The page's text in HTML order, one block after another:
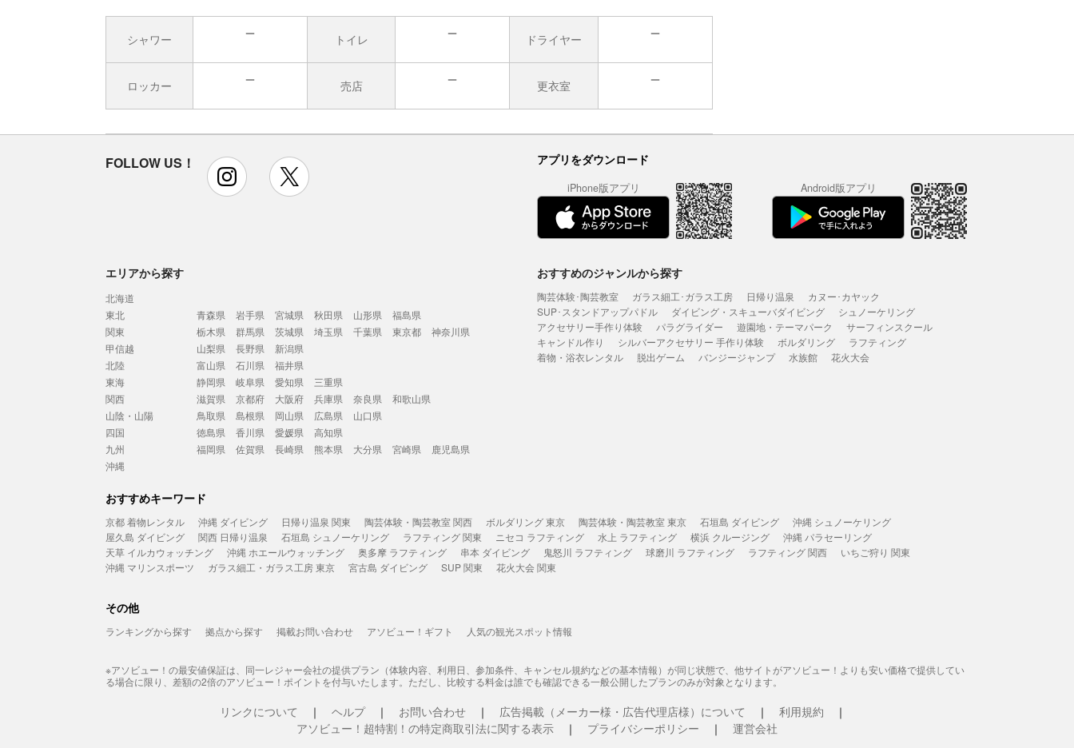
シャワー トイレ ドライヤー
ロッカー 売店 更衣室
FOLLOW US！ instagram アプリをダウンロード
iPhone版アプリ Android版アプリ
エリアから探す
北海道
東北
青森県 岩手県 宮城県 秋田県 山形県
福島県
関東
栃木県 群馬県 茨城県 埼玉県 千葉県 東京都
神奈川県
甲信越
山梨県 長野県
新潟県
北陸
富山県 石川県
福井県
東海
静岡県 岐阜県 愛知県
三重県
関西
滋賀県 京都府 大阪府 兵庫県 奈良県
和歌山県
山陰・山陽
鳥取県 島根県 岡山県 広島県
山口県
四国
徳島県 香川県 愛媛県
高知県
九州
福岡県 佐賀県 長崎県 熊本県 大分県 宮崎県
鹿児島県
沖縄
おすすめのジャンルから探す
陶芸体験･陶芸教室 ガラス細工･ガラス工房 日帰り温泉
カヌー･カヤック
SUP･スタンドアップパドル
ダイビング・スキューバダイビング
シュノーケリング
アクセサリー手作り体験
パラグライダー 遊園地・テーマパーク
サーフィンスクール
キャンドル作り
シルバーアクセサリー 手作り体験 ボルダリング
ラフティング
着物・浴衣レンタル
脱出ゲーム バンジージャンプ 水族館 花火大会
おすすめキーワード
京都 着物レンタル 沖縄 ダイビング 日帰り温泉 関東 陶芸体験・陶芸教室 関西 ボルダリング 東京 陶芸体験・陶芸教室 東京 石垣島 ダイビング
沖縄 シュノーケリング
屋久島 ダイビング
関西 日帰り温泉 石垣島 シュノーケリング ラフティング 関東 ニセコ ラフティング 水上 ラフティング 横浜 クルージング
沖縄 パラセーリング
天草 イルカウォッチング
沖縄 ホエールウォッチング 奥多摩 ラフティング 串本 ダイビング 鬼怒川 ラフティング 球磨川 ラフティング ラフティング 関西
いちご狩り 関東
沖縄 マリンスポーツ
ガラス細工・ガラス工房 東京 宮古島 ダイビング SUP 関東 花火大会 関東
その他
ランキングから探す 拠点から探す 掲載お問い合わせ アソビュー！ギフト 人気の観光スポット情報
※アソビュー！の最安値保証は、同一レジャー会社の提供プラン（体験内容、利用日、参加条件、キャンセル規約などの基本情報）が同じ状態で、他サイトがアソビュー！よりも安い価格で提供してい
る場合に限り、差額の2倍のアソビュー！ポイントを付与いたします。ただし、比較する料金は誰でも確認できる一般公開したプランのみが対象となります。
リンクについて ヘルプ お問い合わせ 広告掲載（メーカー様・広告代理店様）について
利用規約
アソビュー！超特割！の特定商取引法に関する表示
プライバシーポリシー 運営会社